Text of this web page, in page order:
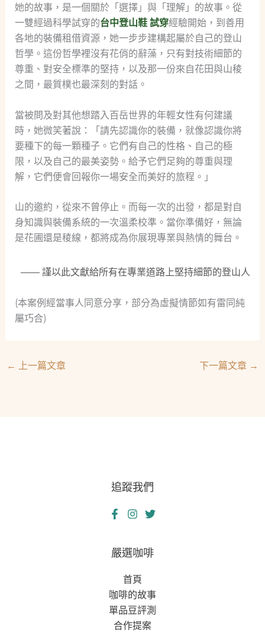
她的故事，是一個關於「選擇」與「理解」的故事。從
一雙經過科學試穿的台中登山鞋 試穿經驗開始，到善用
各地的裝備租借資源，她一步步建構起屬於自己的登山
哲學。這份哲學裡沒有花俏的辭藻，只有對技術細節的
尊重、對安全標準的堅持，以及那一份來自花田與山稜
之間，最質樸也最深刻的對話。
當被問及對其他想踏入百岳世界的年輕女性有何建議
時，她微笑著說：「請先認識你的裝備，就像認識你將
要種下的每一顆種子。它們有自己的性格、自己的極
限，以及自己的最美姿勢。給予它們足夠的尊重與理
解，它們便會回報你一場安全而美好的旅程。」
山的邀約，從來不曾停止。而每一次的出發，都是對自
身知識與裝備系統的一次溫柔校準。當你準備好，無論
是花圃還是稜線，都將成為你展現專業與熱情的舞台。
—— 謹以此文獻給所有在專業道路上堅持細節的登山人
(本案例經當事人同意分享，部分為虛擬情節如有雷同純
屬巧合)
← 上一篇文章 下一篇文章 →
追蹤我們
嚴選咖啡
首頁
咖啡的故事
單品豆評測
合作提案